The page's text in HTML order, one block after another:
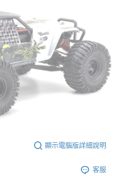
顯示電腦版詳細說明
客服